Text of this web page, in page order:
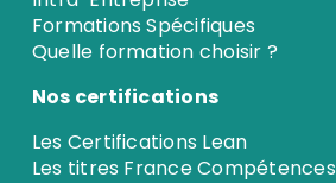
Formations Spécifiques
Quelle formation choisir ?
Nos certifications
Les Certifications Lean
Les titres France Compétences